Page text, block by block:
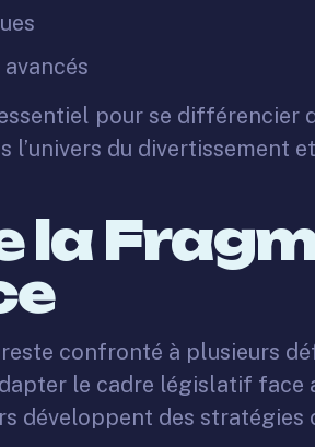
pour se différencier
l’univers du
la
confronté à plusieurs
le cadre législatif
développent des